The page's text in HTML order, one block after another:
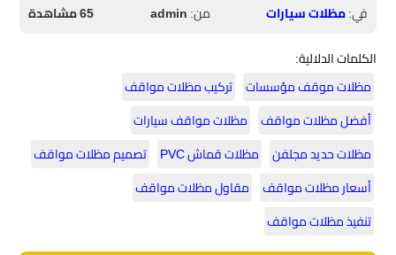
في:مظلات سيارات من:admin
65 مشاهدة
الكلمات الدلالية:
مظلات موقف مؤسسات تركيب مظلات مواقف
أفضل مظلات مواقف
مظلات مواقف سيارات
مظلات حديد مجلفن
مظلات قماش PVC
تصميم مظلات مواقف
أسعار مظلات مواقف
مقاول مظلات مواقف
تنفيذ مظلات مواقف